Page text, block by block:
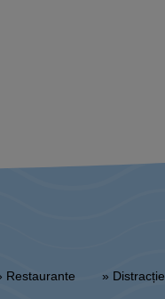
» Restaurante » Distracție